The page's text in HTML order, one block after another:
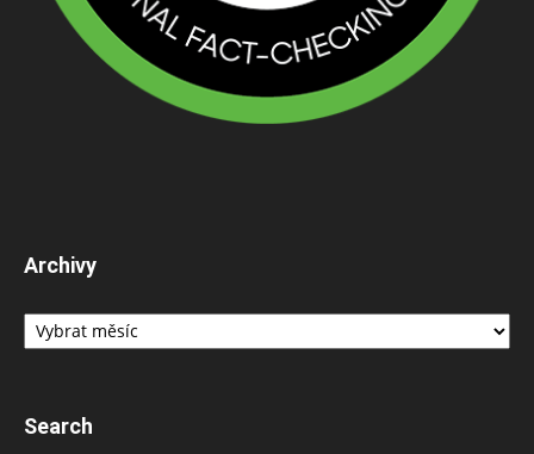
Archivy
Archivy
Search